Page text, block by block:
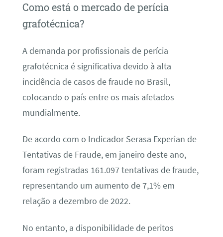
Como está o mercado de perícia
grafotécnica?
A demanda por profissionais de perícia
grafotécnica é significativa devido à alta
incidência de casos de fraude no Brasil,
colocando o país entre os mais afetados
mundialmente.
De acordo com o Indicador Serasa Experian de
Tentativas de Fraude, em janeiro deste ano,
foram registradas 161.097 tentativas de fraude,
representando um aumento de 7,1% em
relação a dezembro de 2022.
No entanto, a disponibilidade de peritos